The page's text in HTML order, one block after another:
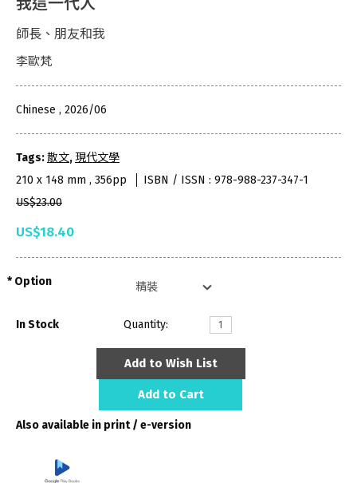
師長、朋友和我
李歐梵
Chinese , 2026/06
Tags:散文, 現代文學
210 x 148 mm , 356pp
ISBN / ISSN : 978-988-237-347-1
US$23.00
US$18.40
Option
In Stock Quantity:
Add to Wish List
Add to Cart
Also available in print / e-version